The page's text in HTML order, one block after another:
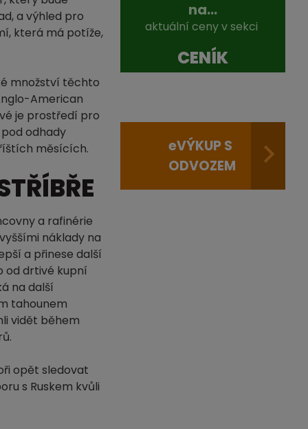
a výhled pro
která má potíže,
množství těchto
American
je prostředí pro
pod odhady
měsících.
a rafinérie
náklady na
a přinese další
od drtivé kupní
na další
tahounem
vidět během
opět sledovat
s Ruskem kvůli
na...
aktuální ceny v sekci
CENÍK
eVÝKUP S
ODVOZEM